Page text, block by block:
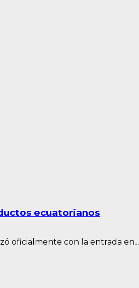
ecuatorianos
oficialmente con la entrada en...